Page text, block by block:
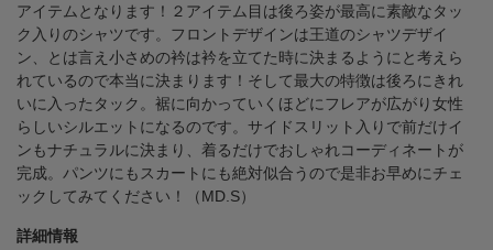
アイテムとなります！２アイテム目は後ろ姿が最高に素敵なタッ
ク入りのシャツです。フロントデザインは王道のシャツデザイ
ン、とは言え小さめの衿は衿を立てた時に決まるようにと考えら
れているので本当に決まります！そして最大の特徴は後ろにきれ
いに入ったタック。裾に向かっていくほどにフレアが広がり女性
らしいシルエットになるのです。サイドスリット入りで前だけイ
ンもナチュラルに決まり、着るだけでおしゃれコーディネートが
完成。パンツにもスカートにも絶対似合うので是非お早めにチェ
ックしてみてください！（MD.S）
詳細情報